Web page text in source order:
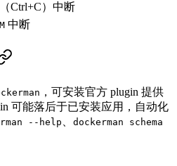
（Ctrl+C）中断
中断
，可安装官方 plugin 提供
可能落后于已安装应用，自动化
--help dockerman schema